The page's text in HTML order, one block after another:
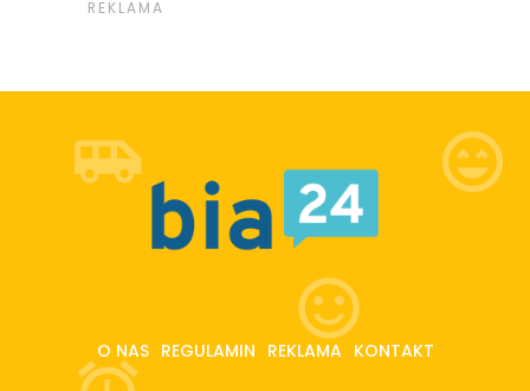
O NAS REGULAMIN REKLAMA KONTAKT